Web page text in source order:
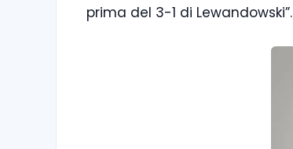
prima del 3-1 di Lewandowski”.